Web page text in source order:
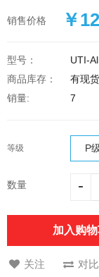
销售价格 ￥
型号：
UTI-
商品库存：
有现货
销量:
7
等级 P
数量 -
加入购
关注 对比